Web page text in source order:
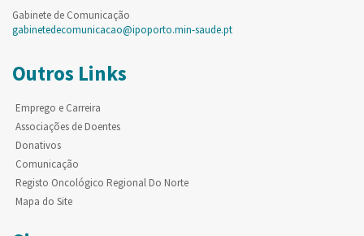
Gabinete de Comunicação
gabinetedecomunicacao@ipoporto.min-saude.pt
Outros Links
Emprego e Carreira
Associações de Doentes
Donativos
Comunicação
Registo Oncológico Regional Do Norte
Mapa do Site